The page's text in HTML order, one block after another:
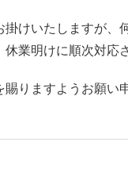
けいたしますが
業明けに順次対応
りますようお願い